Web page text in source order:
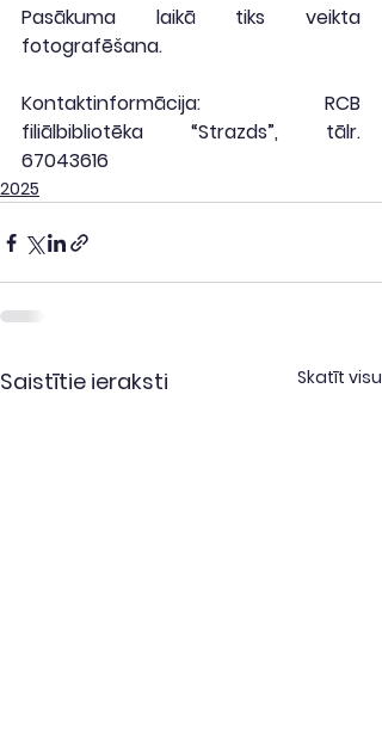
Pasākuma laikā tiks veikta
fotografēšana.
Kontaktinformācija: RCB
filiālbibliotēka “Strazds”, tālr.
67043616
2025
Saistītie ieraksti Skatīt visu